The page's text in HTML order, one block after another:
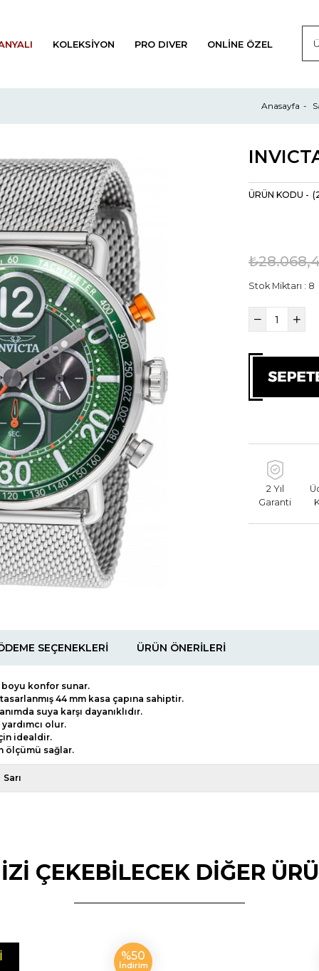
KOLEKSIYON PRO DIVER ONLINE ÖZEL
Anasayfa
Stok Miktarı : 8
2 Yıl
Garanti
SEÇENEKLERI ÜRÜN ÖNERILERI
boyu konfor sunar.
44 mm kasa çapına sahiptir.
suya karşı dayanıklıdır.
olur.
idealdir.
ölçümü sağlar.
Sarı
ÇEKEBİLECEK DİĞER
%50
İndirim